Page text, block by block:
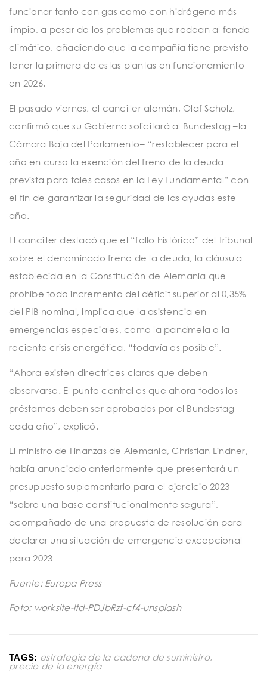
funcionar tanto con gas como con hidrógeno más
limpio, a pesar de los problemas que rodean al fondo
climático, añadiendo que la compañía tiene previsto
tener la primera de estas plantas en funcionamiento
en 2026.
El pasado viernes, el canciller alemán, Olaf Scholz,
confirmó que su Gobierno solicitará al Bundestag –la
Cámara Baja del Parlamento– “restablecer para el
año en curso la exención del freno de la deuda
prevista para tales casos en la Ley Fundamental” con
el fin de garantizar la seguridad de las ayudas este
año.
El canciller destacó que el “fallo histórico” del Tribunal
sobre el denominado freno de la deuda, la cláusula
establecida en la Constitución de Alemania que
prohíbe todo incremento del déficit superior al 0,35%
del PIB nominal, implica que la asistencia en
emergencias especiales, como la pandmeia o la
reciente crisis energética, “todavía es posible”.
“Ahora existen directrices claras que deben
observarse. El punto central es que ahora todos los
préstamos deben ser aprobados por el Bundestag
cada año”, explicó.
El ministro de Finanzas de Alemania, Christian Lindner,
había anunciado anteriormente que presentará un
presupuesto suplementario para el ejercicio 2023
“sobre una base constitucionalmente segura”,
acompañado de una propuesta de resolución para
declarar una situación de emergencia excepcional
para 2023
Fuente: Europa Press
Foto: worksite-ltd-PDJbRzt-cf4-unsplash
TAGS: estrategia de la cadena de suministro,
precio de la energía